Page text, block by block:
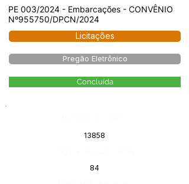
PE 003/2024 - Embarcações - CONVÊNIO
Nº955750/DPCN/2024
Licitações
Pregão Eletrônico
Concluída
13858
84